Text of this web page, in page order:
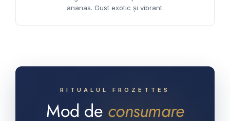
ananas. Gust exotic și vibrant.
RITUALUL FROZETTES
Mod de consumare